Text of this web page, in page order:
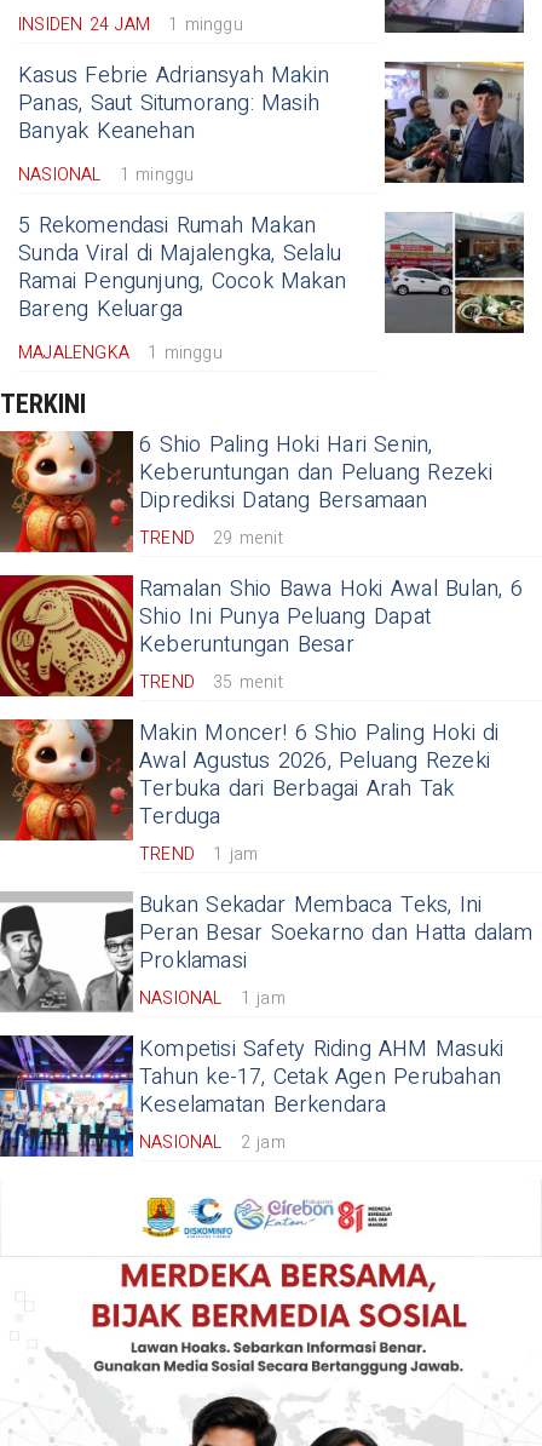
INSIDEN 24 JAM 1 minggu
Kasus Febrie Adriansyah Makin
Panas, Saut Situmorang: Masih
Banyak Keanehan
NASIONAL 1 minggu
5 Rekomendasi Rumah Makan
Sunda Viral di Majalengka, Selalu
Ramai Pengunjung, Cocok Makan
Bareng Keluarga
MAJALENGKA 1 minggu
TERKINI
6 Shio Paling Hoki Hari Senin,
Keberuntungan dan Peluang Rezeki
Diprediksi Datang Bersamaan
TREND 29 menit
Ramalan Shio Bawa Hoki Awal Bulan, 6
Shio Ini Punya Peluang Dapat
Keberuntungan Besar
TREND 35 menit
Makin Moncer! 6 Shio Paling Hoki di
Awal Agustus 2026, Peluang Rezeki
Terbuka dari Berbagai Arah Tak
Terduga
TREND 1 jam
Bukan Sekadar Membaca Teks, Ini
Peran Besar Soekarno dan Hatta dalam
Proklamasi
NASIONAL 1 jam
Kompetisi Safety Riding AHM Masuki
Tahun ke-17, Cetak Agen Perubahan
Keselamatan Berkendara
NASIONAL 2 jam